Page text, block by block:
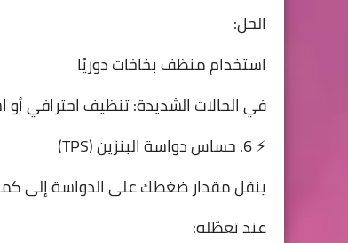
الحل:
استخدام منظف بخاخات دوريًا
في الحالات الشديدة: تنظيف احترافي أو
⚡ 6. حساس دواسة البنزين (TPS)
ينقل مقدار ضغطك على الدواسة إلى
عند تعطّله: